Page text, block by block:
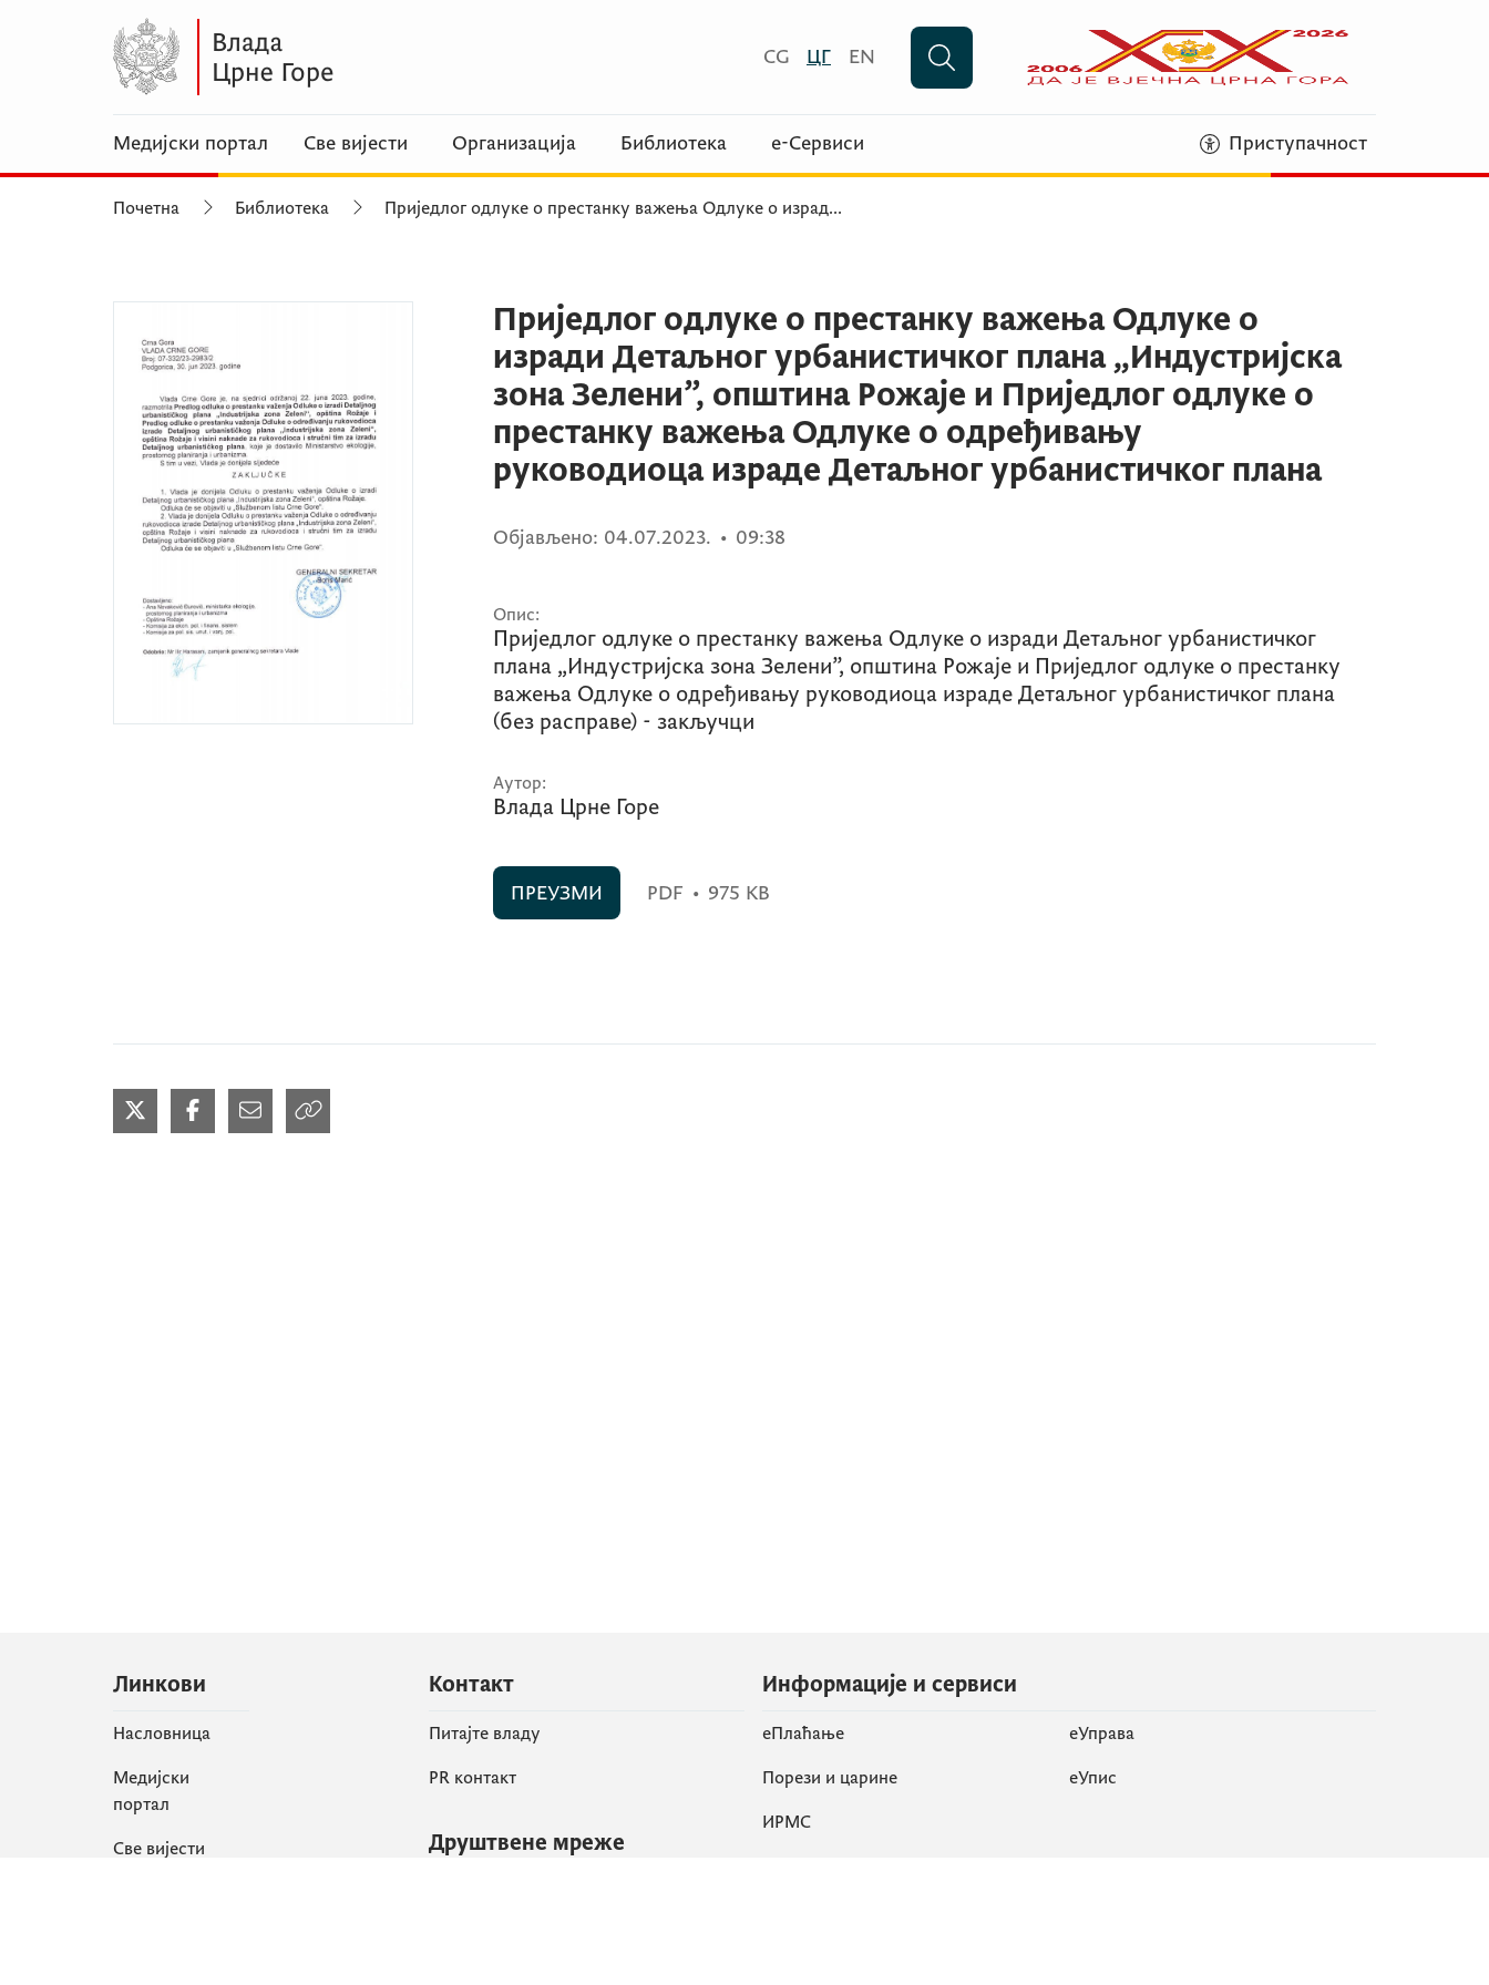
CG ЦГ EN
Медијски портал Све вијести Организација Библиотека е-Сервиси Приступачност
Почетна Библиотека Приједлог одлуке о престанку важења Одлуке о израд...
Приједлог одлуке о престанку важења Одлуке о
изради Детаљног урбанистичког плана „Индустријска
зона Зелени”, општина Рожаје и Приједлог одлуке о
престанку важења Одлуке о одређивању
руководиоца израде Детаљног урбанистичког плана
Објављено: 04.07.2023. • 09:38
Опис:
Приједлог одлуке о престанку важења Одлуке о изради Детаљног урбанистичког
плана „Индустријска зона Зелени”, општина Рожаје и Приједлог одлуке о престанку
важења Одлуке о одређивању руководиоца израде Детаљног урбанистичког плана
(без расправе) - закључци
Аутор:
Влада Црне Горе
ПРЕУЗМИ PDF • 975 KB
Линкови
Насловница
Медијски
портал
Све вијести
Контакт
Питајте владу
PR контакт
Друштвене мреже
Информације и сервиси
eПлаћање
еУправа
Порези и царине
eУпис
ИРМС